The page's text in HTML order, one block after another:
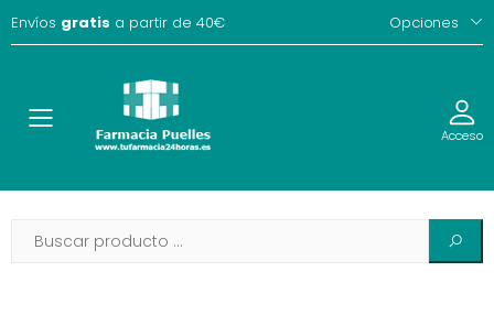
Envíos gratis a partir de 40€ Opciones
Toggle Acceso